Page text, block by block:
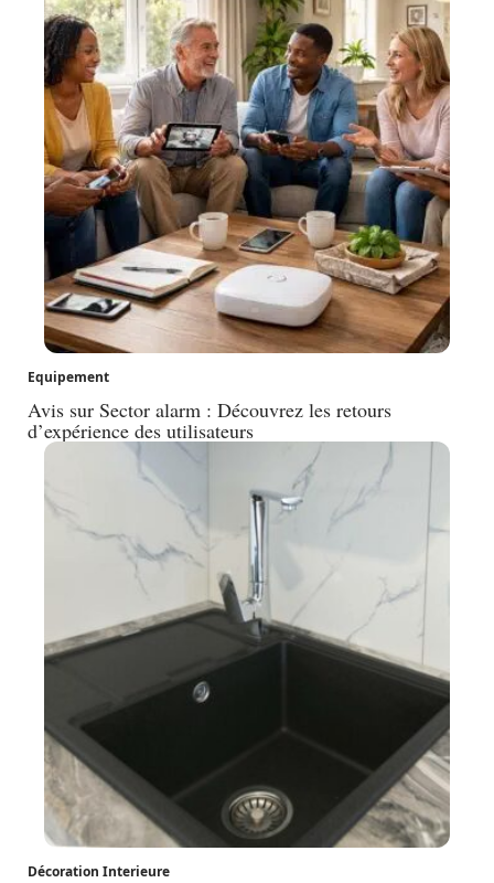
Equipement
Avis sur Sector alarm : Découvrez les retours
d’expérience des utilisateurs
Décoration Interieure